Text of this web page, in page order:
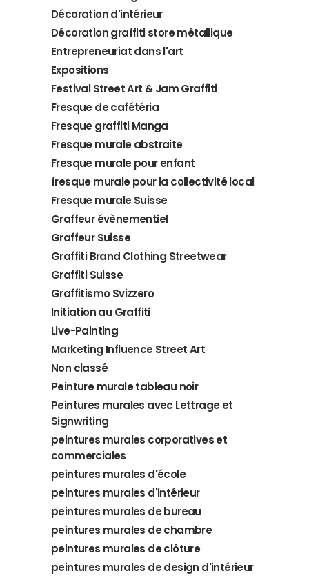
Décoration d'intérieur
Décoration graffiti store métallique
Entrepreneuriat dans l'art
Expositions
Festival Street Art & Jam Graffiti
Fresque de cafétéria
Fresque graffiti Manga
Fresque murale abstraite
Fresque murale pour enfant
fresque murale pour la collectivité local
Fresque murale Suisse
Graffeur évènementiel
Graffeur Suisse
Graffiti Brand Clothing Streetwear
Graffiti Suisse
Graffitismo Svizzero
Initiation au Graffiti
Live-Painting
Marketing Influence Street Art
Non classé
Peinture murale tableau noir
Peintures murales avec Lettrage et
Signwriting
peintures murales corporatives et
commerciales
peintures murales d'école
peintures murales d'intérieur
peintures murales de bureau
peintures murales de chambre
peintures murales de clôture
peintures murales de design d'intérieur